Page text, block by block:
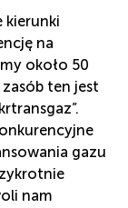
kierunki
na
około 50
ten jest
gazu
nam